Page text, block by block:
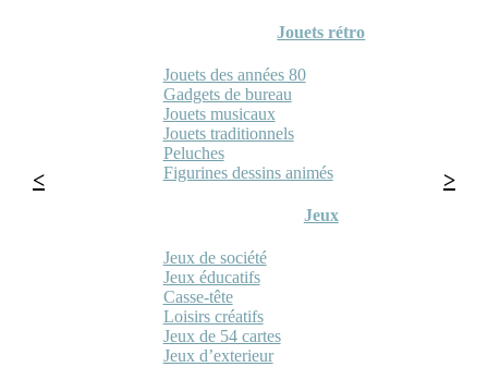
Jouets rétro
Jouets des années 80
Gadgets de bureau
Jouets musicaux
Jouets traditionnels
Peluches
Figurines dessins animés
Jeux
Jeux de société
Jeux éducatifs
Casse-tête
Loisirs créatifs
Jeux de 54 cartes
Jeux d’exterieur